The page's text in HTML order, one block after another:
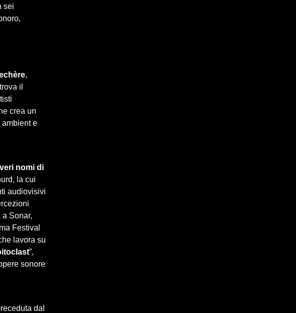
sei
,
il
crea un
e
nomi di
la cui
audiovisivi
Sonar,
Festival
lavora su
”,
sonore
dal